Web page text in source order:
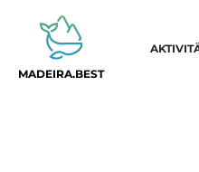
MADEIRA.BEST